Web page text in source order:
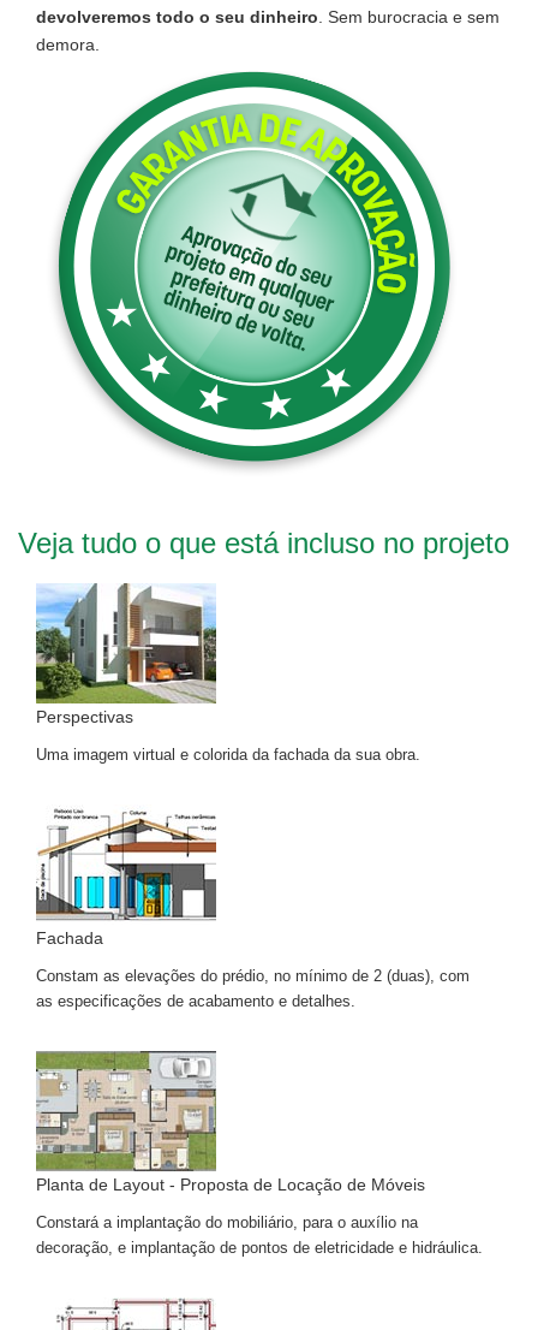
devolveremos todo o seu dinheiro . Sem burocracia e sem
demora.
Veja tudo o que está incluso no projeto
Perspectivas
Uma imagem virtual e colorida da fachada da sua obra.
Fachada
Constam as elevações do prédio, no mínimo de 2 (duas), com
as especificações de acabamento e detalhes.
Planta de Layout - Proposta de Locação de Móveis
Constará a implantação do mobiliário, para o auxílio na
decoração, e implantação de pontos de eletricidade e hidráulica.